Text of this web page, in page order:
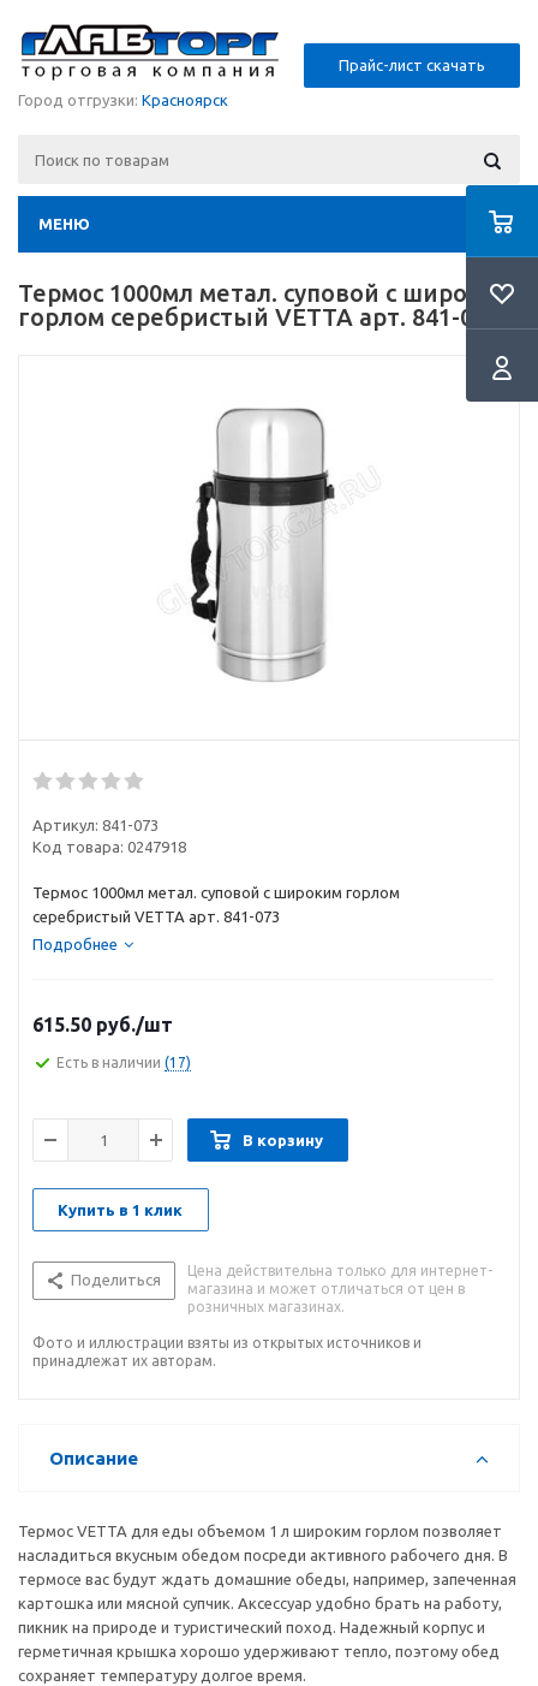
Прайс-лист скачать
Город отгрузки: Красноярск
МЕНЮ
Термос 1000мл метал. суповой с широким
горлом серебристый VETTA арт. 841-073
Артикул: 841-073
Код товара: 0247918
Термос 1000мл метал. суповой с широким горлом
серебристый VETTA арт. 841-073
Подробнее
615.50 руб./шт
Есть в наличии (17)
В корзину
Купить в 1 клик
Поделиться
Цена действительна только для интернет-
магазина и может отличаться от цен в
розничных магазинах.
Фото и иллюстрации взяты из открытых источников и
принадлежат их авторам.
Описание
Термос VETTA для еды объемом 1 л широким горлом позволяет
насладиться вкусным обедом посреди активного рабочего дня. В
термосе вас будут ждать домашние обеды, например, запеченная
картошка или мясной супчик. Аксессуар удобно брать на работу,
пикник на природе и туристический поход. Надежный корпус и
герметичная крышка хорошо удерживают тепло, поэтому обед
сохраняет температуру долгое время.